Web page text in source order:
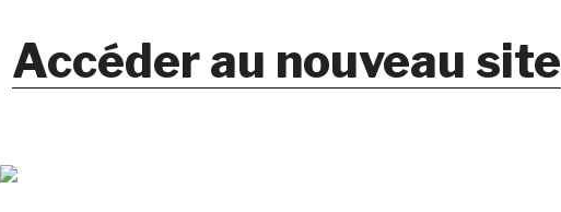
Accéder au nouveau site